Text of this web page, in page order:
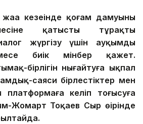
кезеңінде қоғам дамуының
қатысты тұрақты
жүргізу үшін ауқымды
биік мінбер қажет.
бірлігін нығайтуға ықпал
саяси бірлестіктер мен
келіп тоғысуға
Жомарт Тоқаев Сыр өңірінде